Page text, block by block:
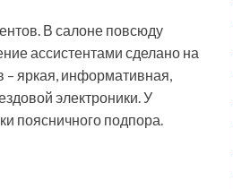
В салоне повсюду
ассистентами сделано на
– яркая, информативная,
электроники. У
поясничного подпора.